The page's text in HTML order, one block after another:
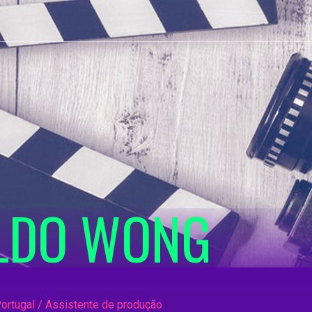
WONG
/ Assistente de produção